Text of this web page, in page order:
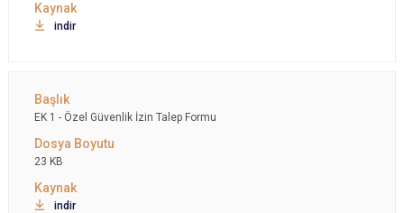
indir
EK 1 - Özel Güvenlik İzin Talep Formu
23 KB
indir